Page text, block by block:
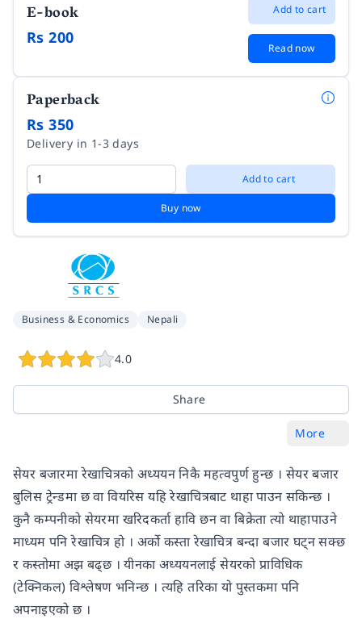
E-book
Rs 200
Add to cart
Read now
Paperback
Rs 350
Delivery in 1-3 days
Add to cart
Buy now
Business & Economics Nepali
4.0
Share
More
सेयर बजारमा रेखाचित्रको अध्ययन निकै महत्वपुर्ण हुन्छ । सेयर बजार
बुलिस ट्रेन्डमा छ वा वियरिस यहि रेखाचित्रबाट थाहा पाउन सकिन्छ ।
कुनै कम्पनीको सेयरमा खरिदकर्ता हावि छन वा बिक्रेता त्यो थाहापाउने
माध्यम पनि रेखाचित्र हो । अर्को कस्ता रेखाचित्र बन्दा बजार घट्न सक्छ
र कस्तोमा अझ बढ्छ । यीनका अध्ययनलाई सेयरको प्राविधिक
(टेक्निकल) विश्लेषण भनिन्छ । त्यहि तरिका यो पुस्तकमा पनि
अपनाइएको छ ।